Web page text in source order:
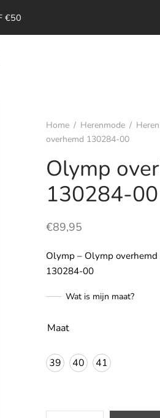
€50
Home / Herenmode / Heren
overhemd 130284-00
Olymp
130284-00
€89,95
Olymp – Olymp
130284-00
Wat is mijn maat?
Maat
39 40 41